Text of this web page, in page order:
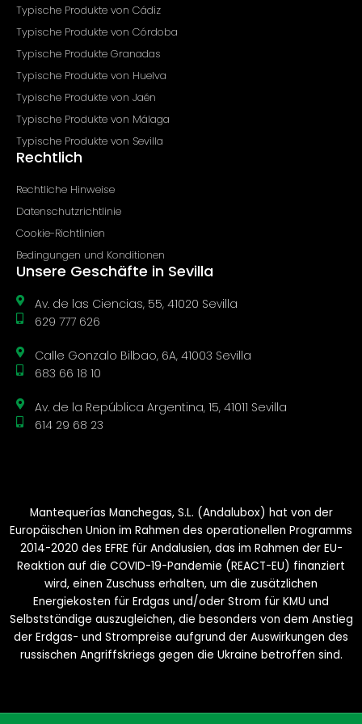
Typische Produkte von Cádiz
Typische Produkte von Córdoba
Typische Produkte Granadas
Typische Produkte von Huelva
Typische Produkte von Jaén
Typische Produkte von Málaga
Typische Produkte von Sevilla
Rechtlich
Rechtliche Hinweise
Datenschutzrichtlinie
Cookie-Richtlinien
Bedingungen und Konditionen
Unsere Geschäfte in Sevilla
Av. de las Ciencias, 55, 41020 Sevilla
629 777 626
Calle Gonzalo Bilbao, 6A, 41003 Sevilla
683 66 18 10
Av. de la República Argentina, 15, 41011 Sevilla
614 29 68 23
Mantequerías Manchegas, S.L. (Andalubox) hat von der
Europäischen Union im Rahmen des operationellen Programms
2014-2020 des EFRE für Andalusien, das im Rahmen der EU-
Reaktion auf die COVID-19-Pandemie (REACT-EU) finanziert
wird, einen Zuschuss erhalten, um die zusätzlichen
Energiekosten für Erdgas und/oder Strom für KMU und
Selbstständige auszugleichen, die besonders von dem Anstieg
der Erdgas- und Strompreise aufgrund der Auswirkungen des
russischen Angriffskriegs gegen die Ukraine betroffen sind.